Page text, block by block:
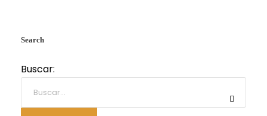
Search
Buscar: